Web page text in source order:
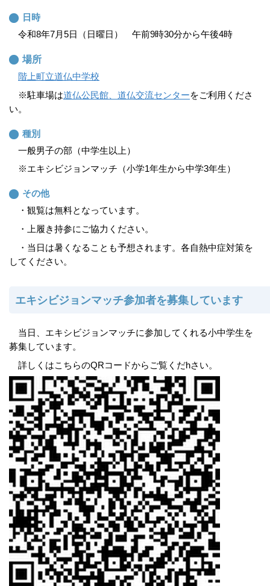
日時
令和8年7月5日（日曜日） 午前9時30分から午後4時
場所
階上町立道仏中学校
※駐車場は道仏公民館、道仏交流センターをご利用くださ
い。
種別
一般男子の部（中学生以上）
※エキシビジョンマッチ（小学1年生から中学3年生）
その他
・観覧は無料となっています。
・上履き持参にご協力ください。
・当日は暑くなることも予想されます。各自熱中症対策を
してください。
エキシビジョンマッチ参加者を募集しています
当日、エキシビジョンマッチに参加してくれる小中学生を
募集しています。
詳しくはこちらのQRコードからご覧くだhさい。